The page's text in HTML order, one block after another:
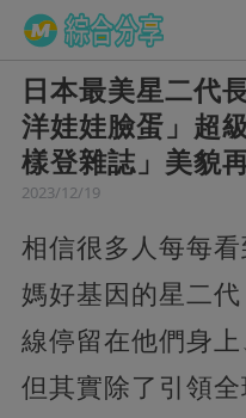
日本最美星二代
洋娃娃臉蛋」超
樣登雜誌」美貌
2023/12/19
相信很多人每每
媽好基因的星二
線停留在他們身上
但其實除了引領